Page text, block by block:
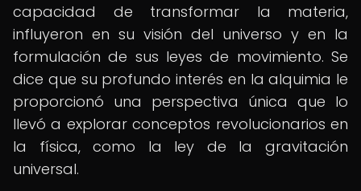
capacidad de transformar la materia,
influyeron en su visión del universo y en la
formulación de sus leyes de movimiento. Se
dice que su profundo interés en la alquimia le
proporcionó una perspectiva única que lo
llevó a explorar conceptos revolucionarios en
la física, como la ley de la gravitación
universal.